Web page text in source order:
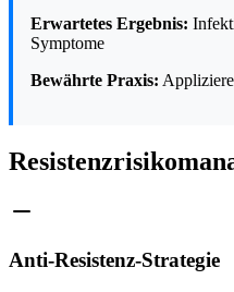
Erwartetes Ergebnis:
Symptome
Bewährte Praxis:
Anti-Resistenz-Strategie